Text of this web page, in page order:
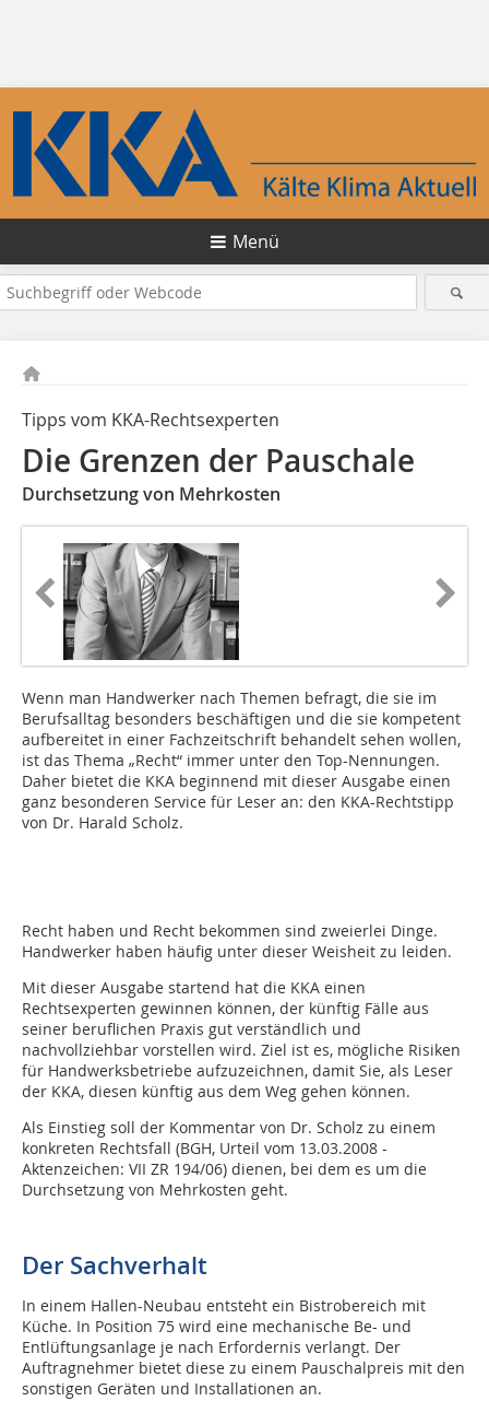
Menü
Tipps vom KKA-Rechtsexperten
Die Grenzen der Pauschale
Durchsetzung von Mehrkosten
Wenn man Handwerker nach Themen befragt, die sie im
Berufsalltag besonders beschäftigen und die sie kompetent
aufbereitet in einer Fachzeitschrift behandelt sehen wollen,
ist das Thema „Recht“ immer unter den Top-Nennungen.
Daher bietet die KKA beginnend mit dieser Ausgabe einen
ganz besonderen Service für Leser an: den KKA-Rechtstipp
von Dr. Harald Scholz.
Recht haben und Recht bekommen sind zweierlei Dinge.
Handwerker haben häufig unter dieser Weisheit zu leiden.
Mit dieser Ausgabe startend hat die KKA einen
Rechtsexperten gewinnen können, der künftig Fälle aus
seiner beruflichen Praxis gut verständlich und
nachvollziehbar vorstellen wird. Ziel ist es, mögliche Risiken
für Handwerksbetriebe aufzuzeichnen, damit Sie, als Leser
der KKA, diesen künftig aus dem Weg gehen können.
Als Einstieg soll der Kommentar von Dr. Scholz zu einem
konkreten Rechtsfall (BGH, Urteil vom 13.03.2008 -
Aktenzeichen: VII ZR 194/06) dienen, bei dem es um die
Durchsetzung von Mehrkosten geht.
Der Sachverhalt
In einem Hallen-Neubau entsteht ein Bistrobereich mit
Küche. In Position 75 wird eine mechanische Be- und
Entlüftungsanlage je nach Erfordernis verlangt. Der
Auftragnehmer bietet diese zu einem Pauschalpreis mit den
sonstigen Geräten und Installationen an.